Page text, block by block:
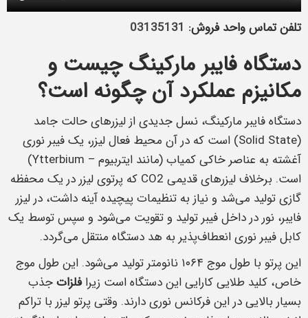
تلفن تماس واحد فروش:
دستگاه فایبر مارکینگ چیست و
مکانیزم عملکرد آن چگونه است؟
دستگاه فایبر مارکینگ، نسل جدیدی از لیزرهای حالت جامد
(Solid State) است که در آن محیط فعال لیزر، یک فیبر نوری
آغشته به عناصر خاکی کمیاب (مانند ایتربیوم – Ytterbium)
است. برخلاف لیزرهای قدیمی CO2 که پرتوی لیزر در یک محفظه
گازی تولید می‌شد و نیاز به تنظیمات پیچیده آینه داشت، در لیزر
فایبر، نور در داخل فیبر تولید و تقویت می‌شود و سپس توسط یک
کابل فیبر نوری انعطاف‌پذیر به هد دستگاه منتقل می‌گردد.
این پرتو با طول موج ۱۰۶۴ نانومتر تولید می‌شود. این طول موج
خاص، کلید طلایی کارایی این دستگاه است زیرافلزاتجذب
بسیار بالایی در این فرکانس نوری دارند. وقتی پرتو لیزر با تراکم